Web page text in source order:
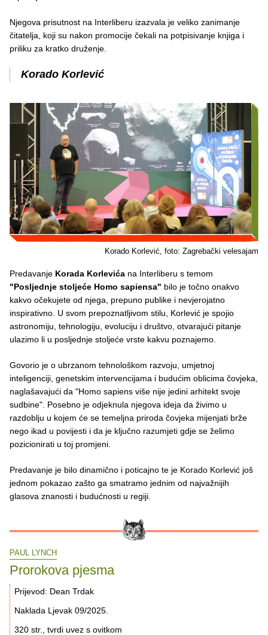
Njegova prisutnost na Interliberu izazvala je veliko zanimanje
čitatelja, koji su nakon promocije čekali na potpisivanje knjiga i
priliku za kratko druženje.
Korado Korlević
Korado Korlević, foto: Zagrebački velesajam
Predavanje Korada Korlevića na Interliberu s temom
"Posljednje stoljeće Homo sapiensa" bilo je točno onakvo
kakvo očekujete od njega, prepuno publike i nevjerojatno
inspirativno. U svom prepoznatljivom stilu, Korlević je spojio
astronomiju, tehnologiju, evoluciju i društvo, otvarajući pitanje
ulazimo li u posljednje stoljeće vrste kakvu poznajemo.
Govorio je o ubrzanom tehnološkom razvoju, umjetnoj
inteligenciji, genetskim intervencijama i budućim oblicima čovjeka,
naglašavajući da "Homo sapiens više nije jedini arhitekt svoje
sudbine". Posebno je odjeknula njegova ideja da živimo u
razdoblju u kojem će se temeljna priroda čovjeka mijenjati brže
nego ikad u povijesti i da je ključno razumjeti gdje se želimo
pozicionirati u toj promjeni.
Predavanje je bilo dinamično i poticajno te je Korado Korlević još
jednom pokazao zašto ga smatramo jednim od najvažnijih
glasova znanosti i budućnosti u regiji.
PAUL LYNCH
Prorokova pjesma
Prijevod: Dean Trdak
Naklada Ljevak 09/2025.
320 str., tvrdi uvez s ovitkom